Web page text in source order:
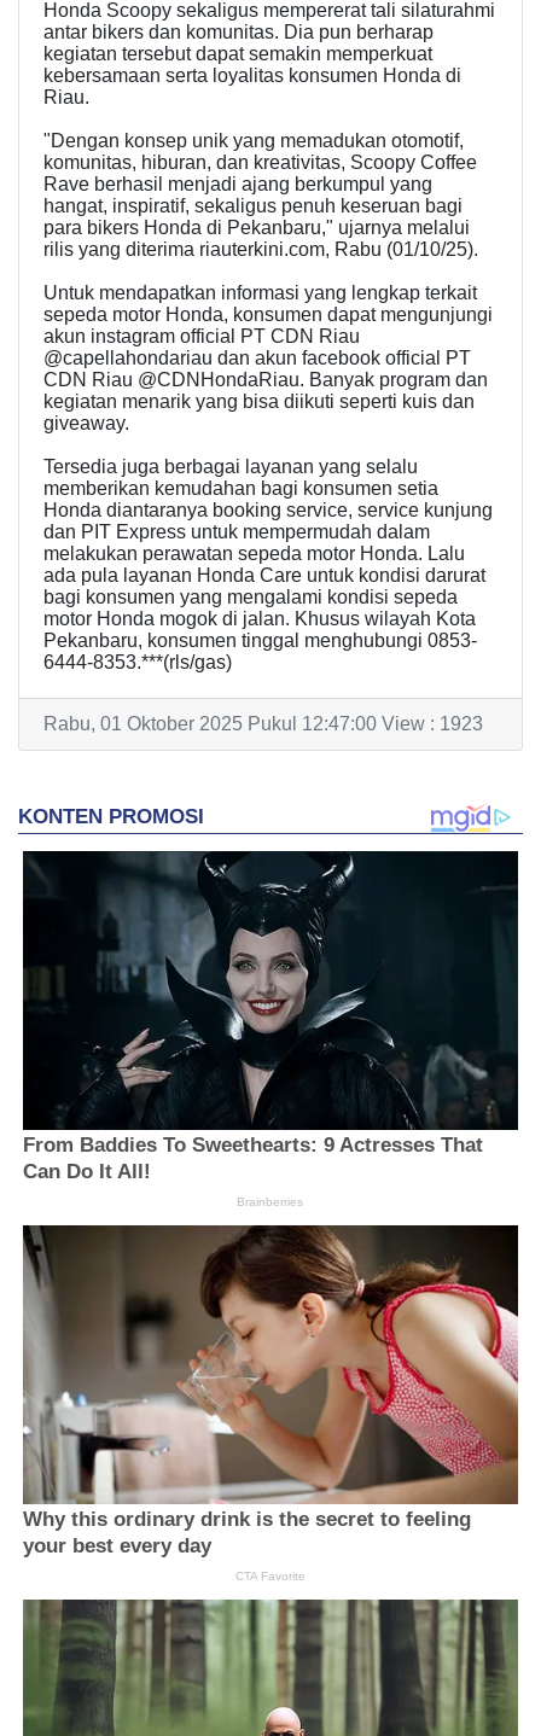
Honda Scoopy sekaligus mempererat tali silaturahmi
antar bikers dan komunitas. Dia pun berharap
kegiatan tersebut dapat semakin memperkuat
kebersamaan serta loyalitas konsumen Honda di
Riau.
"Dengan konsep unik yang memadukan otomotif,
komunitas, hiburan, dan kreativitas, Scoopy Coffee
Rave berhasil menjadi ajang berkumpul yang
hangat, inspiratif, sekaligus penuh keseruan bagi
para bikers Honda di Pekanbaru," ujarnya melalui
rilis yang diterima riauterkini.com, Rabu (01/10/25).
Untuk mendapatkan informasi yang lengkap terkait
sepeda motor Honda, konsumen dapat mengunjungi
akun instagram official PT CDN Riau
@capellahondariau dan akun facebook official PT
CDN Riau @CDNHondaRiau. Banyak program dan
kegiatan menarik yang bisa diikuti seperti kuis dan
giveaway.
Tersedia juga berbagai layanan yang selalu
memberikan kemudahan bagi konsumen setia
Honda diantaranya booking service, service kunjung
dan PIT Express untuk mempermudah dalam
melakukan perawatan sepeda motor Honda. Lalu
ada pula layanan Honda Care untuk kondisi darurat
bagi konsumen yang mengalami kondisi sepeda
motor Honda mogok di jalan. Khusus wilayah Kota
Pekanbaru, konsumen tinggal menghubungi 0853-
6444-8353.***(rls/gas)
Rabu, 01 Oktober 2025 Pukul 12:47:00 View : 1923